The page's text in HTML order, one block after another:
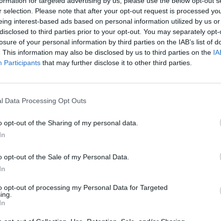
selection. Please note that after your opt-out request is processed
interest-based ads based on personal information utilized by us
to third parties prior to your opt-out. You may separately
of your personal information by third parties on the IAB’s list of
This information may also be disclosed by us to third parties on the
Participants that may further disclose it to other third parties.
Data Processing Opt Outs
opt-out of the Sharing of my personal data.
opt-out of the Sale of my Personal Data.
opt-out of processing my Personal Data for Targeted
délután a Szlovák Szállítmányozók Uniójának
Nemecké) lévő szlovák-ukrán határátkelőn
kamionos blokádjukat - jelentette a TASR
az UNAS-ra és a rendőrségre hivatkozva.
szervezete közölte: arra alapozva hozta meg ezt a döntést,
és azok hatását a szlovák közúti szállítmányozási piacra.
időre hirdetik meg, az ukrán oldalról semmilyen
a kilépő teherforgalmat nem akadályozzák, és a
portfolio.hu hírarchívumához tartozik, melynek olvasása
tartalmazza: